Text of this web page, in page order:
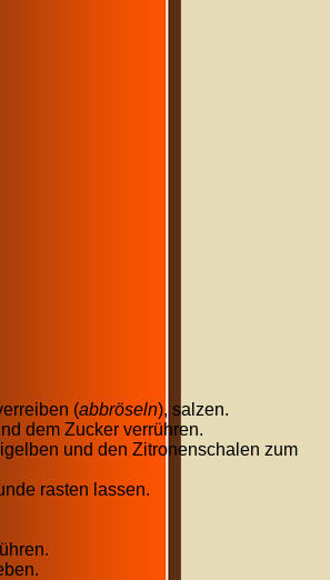
(abbröseln), salzen.
dem Zucker verrühren.
und den Zitronenschalen zum
rasten lassen.